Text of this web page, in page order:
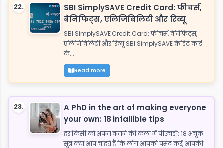
22.
SBI SimplySAVE Credit Card: फीचर्स,
बेनिफिट्स, एलिजिबिलिटी और रिव्यू
SBI SimplySAVE Credit Card: फीचर्स, बेनिफिट्स,
एलिजिबिलिटी और रिव्यू SBI SimplySAVE क्रेडिट कार्ड
के...
Read more
23.
A PhD in the art of making everyone
your own: 18 infallible tips
हर किसी को अपना बनाने की कला में पीएचडी: 18 अचूक
सूत्र क्या आप चाहते हैं कि लोग आपको पसंद करें, आपकी